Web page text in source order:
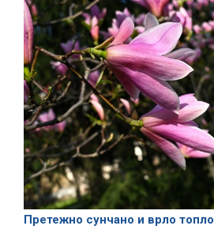
Претежно сунчано и врло топло